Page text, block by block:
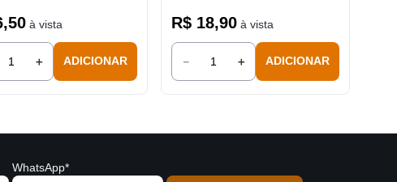
,50 à vista
＋ ADICIONAR
R$ 18,90 à vista
＋
－ ADICIONAR
WhatsApp*